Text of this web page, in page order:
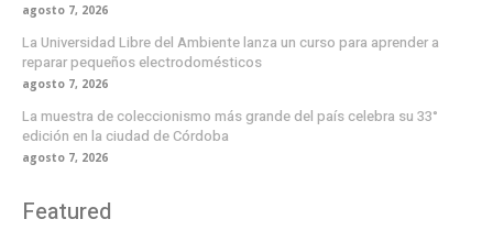
agosto 7, 2026
La Universidad Libre del Ambiente lanza un curso para aprender a
reparar pequeños electrodomésticos
agosto 7, 2026
La muestra de coleccionismo más grande del país celebra su 33°
edición en la ciudad de Córdoba
agosto 7, 2026
Featured